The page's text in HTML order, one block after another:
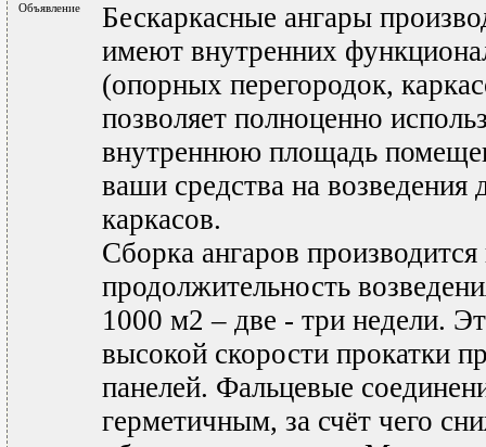
Объявление
Бескаркасные ангары
имеют внутренних
(опорных перегородок,
позволяет полноценно
внутреннюю площадь
ваши средства на возведения
каркасов.
Сборка ангаров
продолжительность
1000 м2 – две - три недели.
высокой скорости прокатки
панелей. Фальцевые
герметичным, за счёт чего